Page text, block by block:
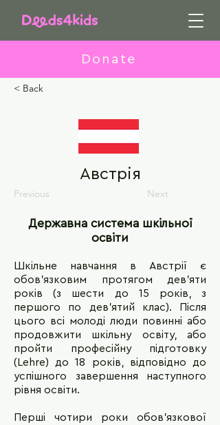
Donate
< Back
Австрія
Previous Next
Державна система шкільної
освіти
Шкільне навчання в Австрії є
обов’язковим протягом дев’яти
років (з шести до 15 років, з
першого по дев’ятий клас). Після
цього всі молоді люди повинні або
продовжити шкільну освіту, або
пройти професійну підготовку
(Lehre) до 18 років, відповідно до
успішного завершення наступного
рівня освіти.
Перші чотири роки обов'язкової